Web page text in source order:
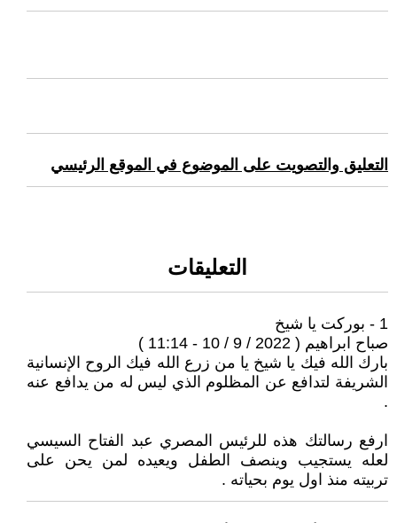
التعليق والتصويت على الموضوع في الموقع الرئيسي
التعليقات
1 - بوركت يا شيخ
صباح ابراهيم ( 2022 / 9 / 10 - 11:14 )
بارك الله فيك يا شيخ يا من زرع الله فيك الروح الإنسانية
الشريفة لتدافع عن المظلوم الذي ليس له من يدافع عنه
.
ارفع رسالتك هذه للرئيس المصري عبد الفتاح السيسي
لعله يستجيب وينصف الطفل ويعيده لمن يحن على
تربيته منذ اول يوم بحياته .